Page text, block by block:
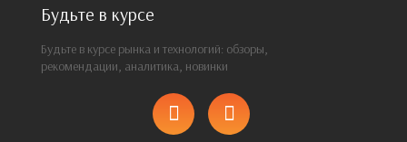
Будьте в курсе
Будьте в курсе рынка и технологий: обзоры,
рекомендации, аналитика, новинки